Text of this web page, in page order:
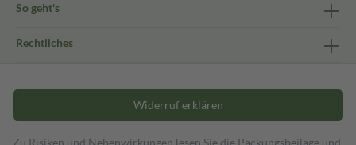
So geht's
Rechtliches
Widerruf erklären
Zu Risiken und Nebenwirkungen lesen Sie die Packungsbeilage und